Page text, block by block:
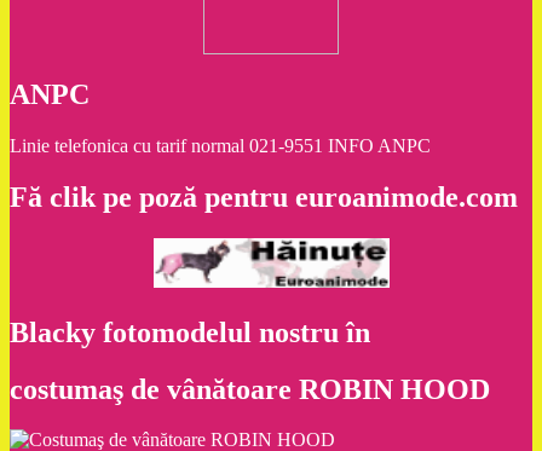
ANPC
Linie telefonica cu tarif normal 021-9551 INFO ANPC
Fă clik pe poză pentru euroanimode.com
Blacky fotomodelul nostru în
costumaş de vânătoare ROBIN HOOD